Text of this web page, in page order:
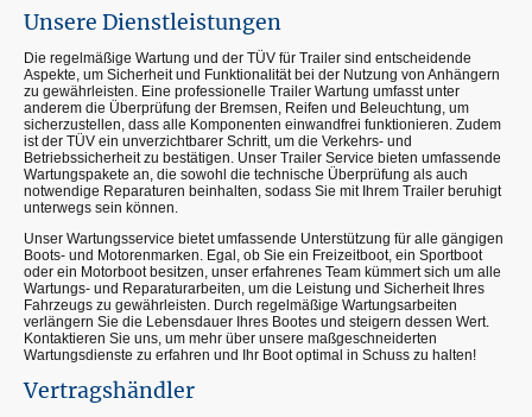
Unsere Dienstleistungen
Die regelmäßige Wartung und der TÜV für Trailer sind entscheidende
Aspekte, um Sicherheit und Funktionalität bei der Nutzung von Anhängern
zu gewährleisten. Eine professionelle Trailer Wartung umfasst unter
anderem die Überprüfung der Bremsen, Reifen und Beleuchtung, um
sicherzustellen, dass alle Komponenten einwandfrei funktionieren. Zudem
ist der TÜV ein unverzichtbarer Schritt, um die Verkehrs- und
Betriebssicherheit zu bestätigen. Unser Trailer Service bieten umfassende
Wartungspakete an, die sowohl die technische Überprüfung als auch
notwendige Reparaturen beinhalten, sodass Sie mit Ihrem Trailer beruhigt
unterwegs sein können.
Unser Wartungsservice bietet umfassende Unterstützung für alle gängigen
Boots- und Motorenmarken. Egal, ob Sie ein Freizeitboot, ein Sportboot
oder ein Motorboot besitzen, unser erfahrenes Team kümmert sich um alle
Wartungs- und Reparaturarbeiten, um die Leistung und Sicherheit Ihres
Fahrzeugs zu gewährleisten. Durch regelmäßige Wartungsarbeiten
verlängern Sie die Lebensdauer Ihres Bootes und steigern dessen Wert.
Kontaktieren Sie uns, um mehr über unsere maßgeschneiderten
Wartungsdienste zu erfahren und Ihr Boot optimal in Schuss zu halten!
Vertragshändler